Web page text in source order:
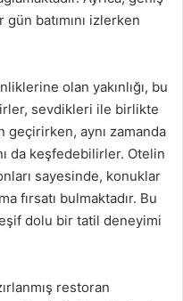
batımını izlerken
olan yakınlığı, bu
sevdikleri ile birlikte
geçirirken, aynı zamanda
da keşfedebilirler. Otelin
sayesinde, konuklar
fırsatı bulmaktadır. Bu
dolu bir tatil deneyimi
restoran